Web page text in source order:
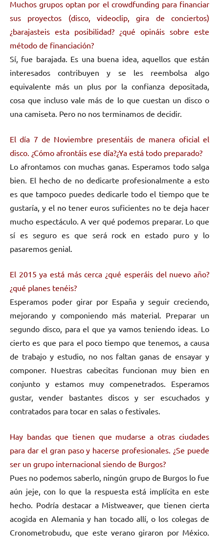
Muchos grupos optan por el crowdfunding para financiar
sus proyectos (disco, videoclip, gira de conciertos)
¿barajasteis esta posibilidad? ¿qué opináis sobre este
método de financiación?
Sí, fue barajada. Es una buena idea, aquellos que están
interesados contribuyen y se les reembolsa algo
equivalente más un plus por la confianza depositada,
cosa que incluso vale más de lo que cuestan un disco o
una camiseta. Pero no nos terminamos de decidir.
El día 7 de Noviembre presentáis de manera oficial el
disco. ¿Cómo afrontáis ese día?¿Ya está todo preparado?
Lo afrontamos con muchas ganas. Esperamos todo salga
bien. El hecho de no dedicarte profesionalmente a esto
es que tampoco puedes dedicarle todo el tiempo que te
gustaría, y el no tener euros suficientes no te deja hacer
mucho espectáculo. A ver qué podemos preparar. Lo que
sí es seguro es que será rock en estado puro y lo
pasaremos genial.
El 2015 ya está más cerca ¿qué esperáis del nuevo año?
¿qué planes tenéis?
Esperamos poder girar por España y seguir creciendo,
mejorando y componiendo más material. Preparar un
segundo disco, para el que ya vamos teniendo ideas. Lo
cierto es que para el poco tiempo que tenemos, a causa
de trabajo y estudio, no nos faltan ganas de ensayar y
componer. Nuestras cabecitas funcionan muy bien en
conjunto y estamos muy compenetrados. Esperamos
gustar, vender bastantes discos y ser escuchados y
contratados para tocar en salas o festivales.
Hay bandas que tienen que mudarse a otras ciudades
para dar el gran paso y hacerse profesionales. ¿Se puede
ser un grupo internacional siendo de Burgos?
Pues no podemos saberlo, ningún grupo de Burgos lo fue
aún jeje, con lo que la respuesta está implícita en este
hecho. Podría destacar a Mistweaver, que tienen cierta
acogida en Alemania y han tocado allí, o los colegas de
Cronometrobudu, que este verano giraron por México.